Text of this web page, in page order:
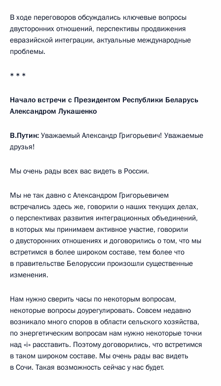
В ходе переговоров обсуждались ключевые вопросы
двусторонних отношений, перспективы продвижения
евразийской интеграции, актуальные международные
проблемы.
* * *
Начало встречи с Президентом Республики Беларусь
Александром Лукашенко
В.Путин: Уважаемый Александр Григорьевич! Уважаемые
друзья!
Мы очень рады всех вас видеть в России.
Мы не так давно с Александром Григорьевичем
встречались здесь же, говорили о наших текущих делах,
о перспективах развития интеграционных объединений,
в которых мы принимаем активное участие, говорили
о двусторонних отношениях и договорились о том, что мы
встретимся в более широком составе, тем более что
в правительстве Белоруссии произошли существенные
изменения.
Нам нужно сверить часы по некоторым вопросам,
некоторые вопросы доурегулировать. Совсем недавно
возникало много споров в области сельского хозяйства,
по энергетическим вопросам нам нужно некоторые точки
над «i» расставить. Поэтому договорились, что встретимся
в таком широком составе. Мы очень рады вас видеть
в Сочи. Такая возможность сейчас у нас будет.